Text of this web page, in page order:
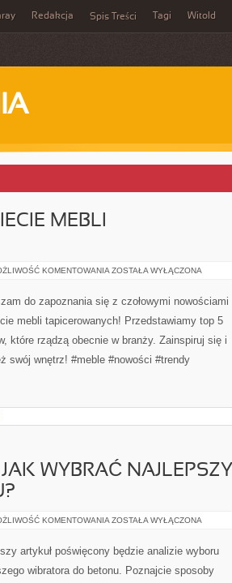
Redakcja Spis Treści Tagi Witold
MEBLI
KOMENTOWANIA TOP
ŚWIECIE
TAPICEROWANYCH
ZOSTAŁA WYŁĄCZONA
do zapoznania się z czołowymi nowościami
mebli tapicerowanych! Przedstawiamy top 5
które rządzą obecnie w branży. Zainspiruj się i
swój wnętrz! #meble #nowości #trendy
WYBRAĆ NAJLEPSZY
KOMENTOWANIA BETONOWE
WYBRAĆ
NAJLEPSZY
DO
ZOSTAŁA WYŁĄCZONA
artykuł poświęcony będzie analizie wyboru
wibratora do betonu. Poznajcie sposoby